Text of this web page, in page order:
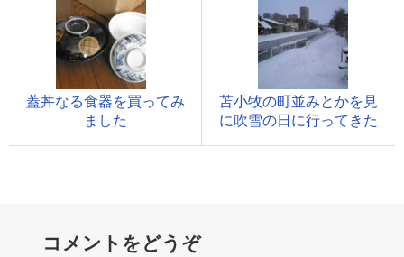
蓋丼なる食器を買ってみ
ました
苫小牧の町並みとかを見
に吹雪の日に行ってきた
コメントをどうぞ